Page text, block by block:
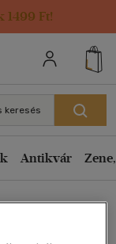
1499 Ft!
keresés
Antikvár